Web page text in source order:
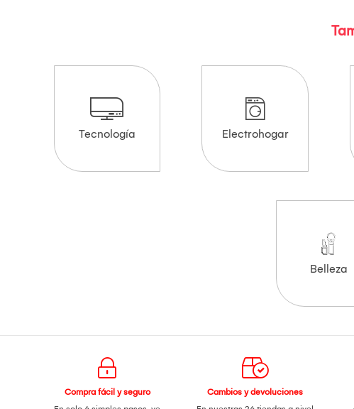
Tecnología Electrohogar
Belleza
Compra fácil y seguro
Cambios y devoluciones